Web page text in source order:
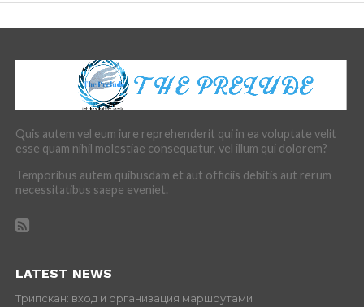
Quis autem vel eum iure reprehenderit qui in ea voluptate velit
esse quam nihil molestiae consequatur, vel illum qui dolorem?
Temporibus autem quibusdam et aut officiis debitis aut rerum
necessitatibus saepe eveniet.
LATEST NEWS
Трипскан: вход и организация маршрутами